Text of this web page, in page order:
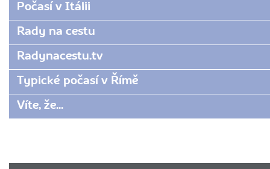
Počasí v Itálii
Rady na cestu
Radynacestu.tv
Typické počasí v Římě
Víte, že...